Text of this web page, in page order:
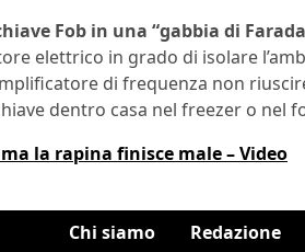
Fob in una “gabbia di
elettrico in grado di isolare
di frequenza non
dentro casa nel freezer o nel
la rapina finisce male – Video
Chi siamo Redazione